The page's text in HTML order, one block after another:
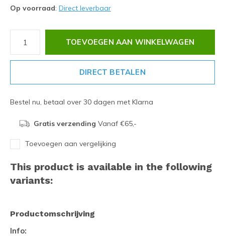
Op voorraad: Direct leverbaar
TOEVOEGEN AAN WINKELWAGEN
DIRECT BETALEN
Bestel nu, betaal over 30 dagen met Klarna
Gratis verzending Vanaf €65,-
Toevoegen aan vergelijking
This product is available in the following
variants:
Productomschrijving
Info: